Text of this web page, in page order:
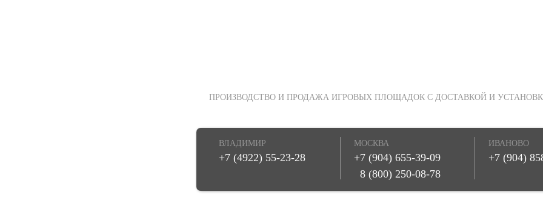
ПРОИЗВОДСТВО И ПРОДАЖА ИГРОВЫХ ПЛОЩАДОК С ДОСТАВКОЙ И
ВЛАДИМИР
+7 (4922) 55-23-28
МОСКВА
+7 (904) 655-39-09
8 (800) 250-08-78
ИВАНОВО
+7 (904)